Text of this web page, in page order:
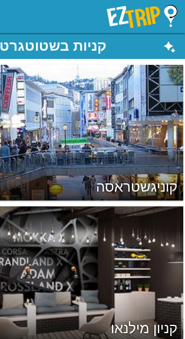
EZTrip
קניות בשטוטגרט
קוניגשטראסה
קניון מילנאו